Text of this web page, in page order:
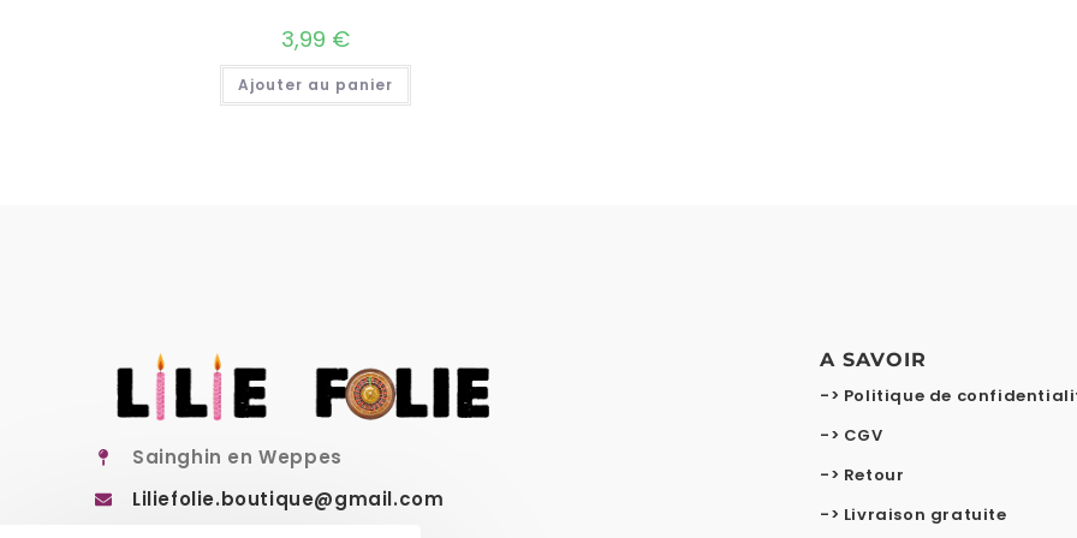
3,99 €
Ajouter au panier
Sainghin en Weppes
Liliefolie.boutique@gmail.com
A SAVOIR
-> Politique de
-> CGV
-> Retour
-> Livraison gratuite